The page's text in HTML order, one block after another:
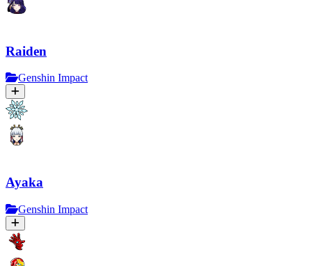
Raiden
Genshin Impact
Ayaka
Genshin Impact